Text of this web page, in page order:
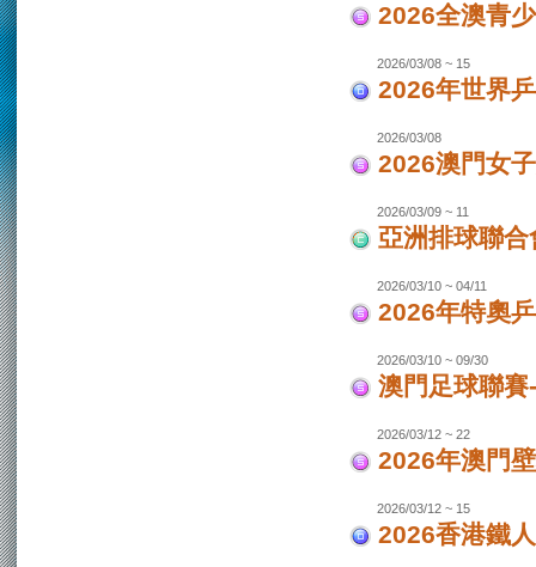
2026全澳青
2026/03/08 ~ 15
2026年世界
2026/03/08
2026澳門女
2026/03/09 ~ 11
亞洲排球聯
2026/03/10 ~ 04/11
2026年特奧
2026/03/10 ~ 09/30
澳門足球聯
2026/03/12 ~ 22
2026年澳門
2026/03/12 ~ 15
2026香港鐵